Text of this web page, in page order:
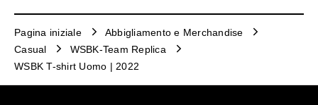
Pagina iniziale
Abbigliamento e Merchandise
Casual
WSBK-Team Replica
WSBK T-shirt Uomo | 2022